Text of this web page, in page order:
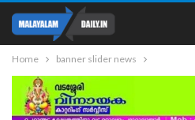
Home banner slider news